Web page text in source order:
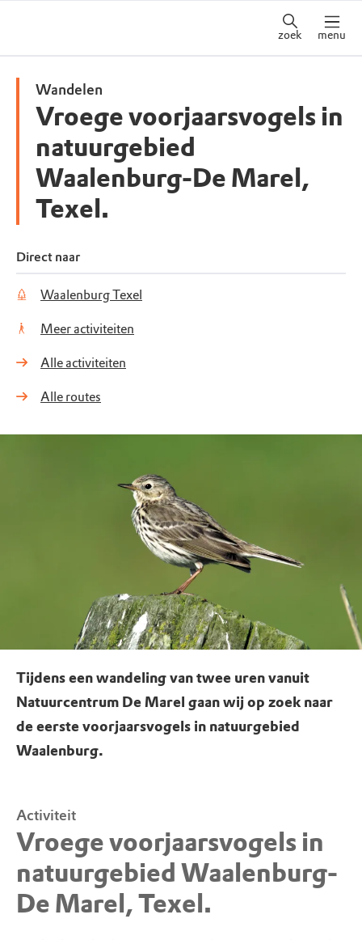
zoek menu
Wandelen
Vroege voorjaarsvogels in
natuurgebied
Waalenburg-De Marel,
Texel.
Direct naar
Waalenburg Texel
Meer activiteiten
Alle activiteiten
Alle routes
Tijdens een wandeling van twee uren vanuit
Natuurcentrum De Marel gaan wij op zoek naar
de eerste voorjaarsvogels in natuurgebied
Waalenburg.
Activiteit
Vroege voorjaarsvogels in
natuurgebied Waalenburg-
De Marel, Texel.